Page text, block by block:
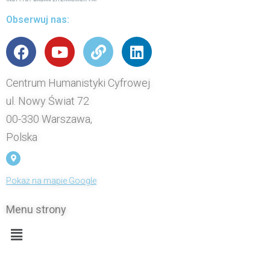
Obserwuj nas:
Centrum Humanistyki Cyfrowej
ul. Nowy Świat 72
00-330 Warszawa,
Polska
Pokaż na mapie Google
Menu strony